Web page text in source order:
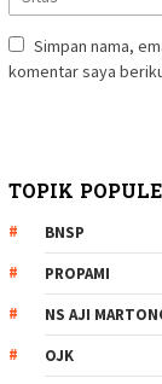
Simpan nama,
komentar saya
TOPIK
BNSP
PROPAMI
NS AJI
OJK